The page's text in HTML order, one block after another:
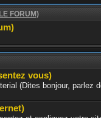
FORUM)
vous)
(Dites bonjour, parlez